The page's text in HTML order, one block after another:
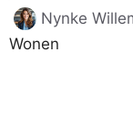
Nynke
Wonen